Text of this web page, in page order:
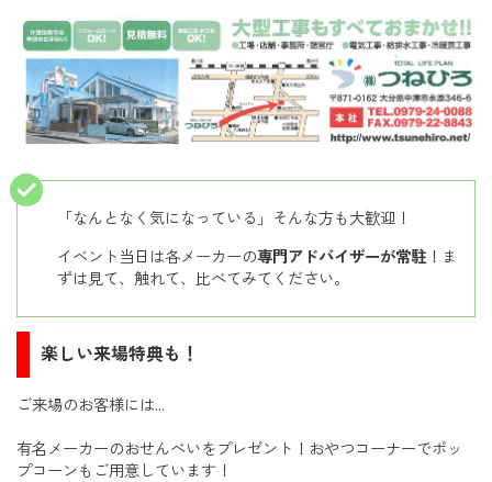
「なんとなく気になっている」そんな方も大歓迎！
イベント当日は各メーカーの専門アドバイザーが常駐 ！ま
ずは見て、触れて、比べてみてください。
楽しい来場特典も！
ご来場のお客様には…
有名メーカーのおせんべいをプレゼント！おやつコーナーでポッ
プコーンもご用意しています！